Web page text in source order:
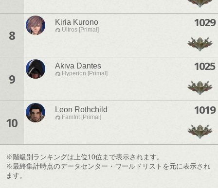
8
Kiria Kurono
Ultros [Primal]
1029
9
Akiva Dantes
Hyperion [Primal]
1025
10
Leon Rothchild
Famfrit [Primal]
1019
※階級別ランキングは上位10位まで表示されます。
※最終集計時点のデータセンター・ワールドリストを元に表示され
ます。